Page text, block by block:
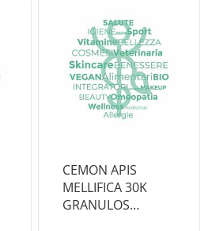
CEMON APIS
MELLIFICA 30K
GRANULOS